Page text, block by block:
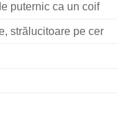
puternic ca un coif
strălucitoare pe cer